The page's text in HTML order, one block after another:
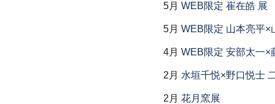
5月 WEB限定 崔在皓 展
5月 WEB限定 山本亮平×
4月 WEB限定 安部太一×
2月 水垣千悦×野口悦士
2月 花月窯展